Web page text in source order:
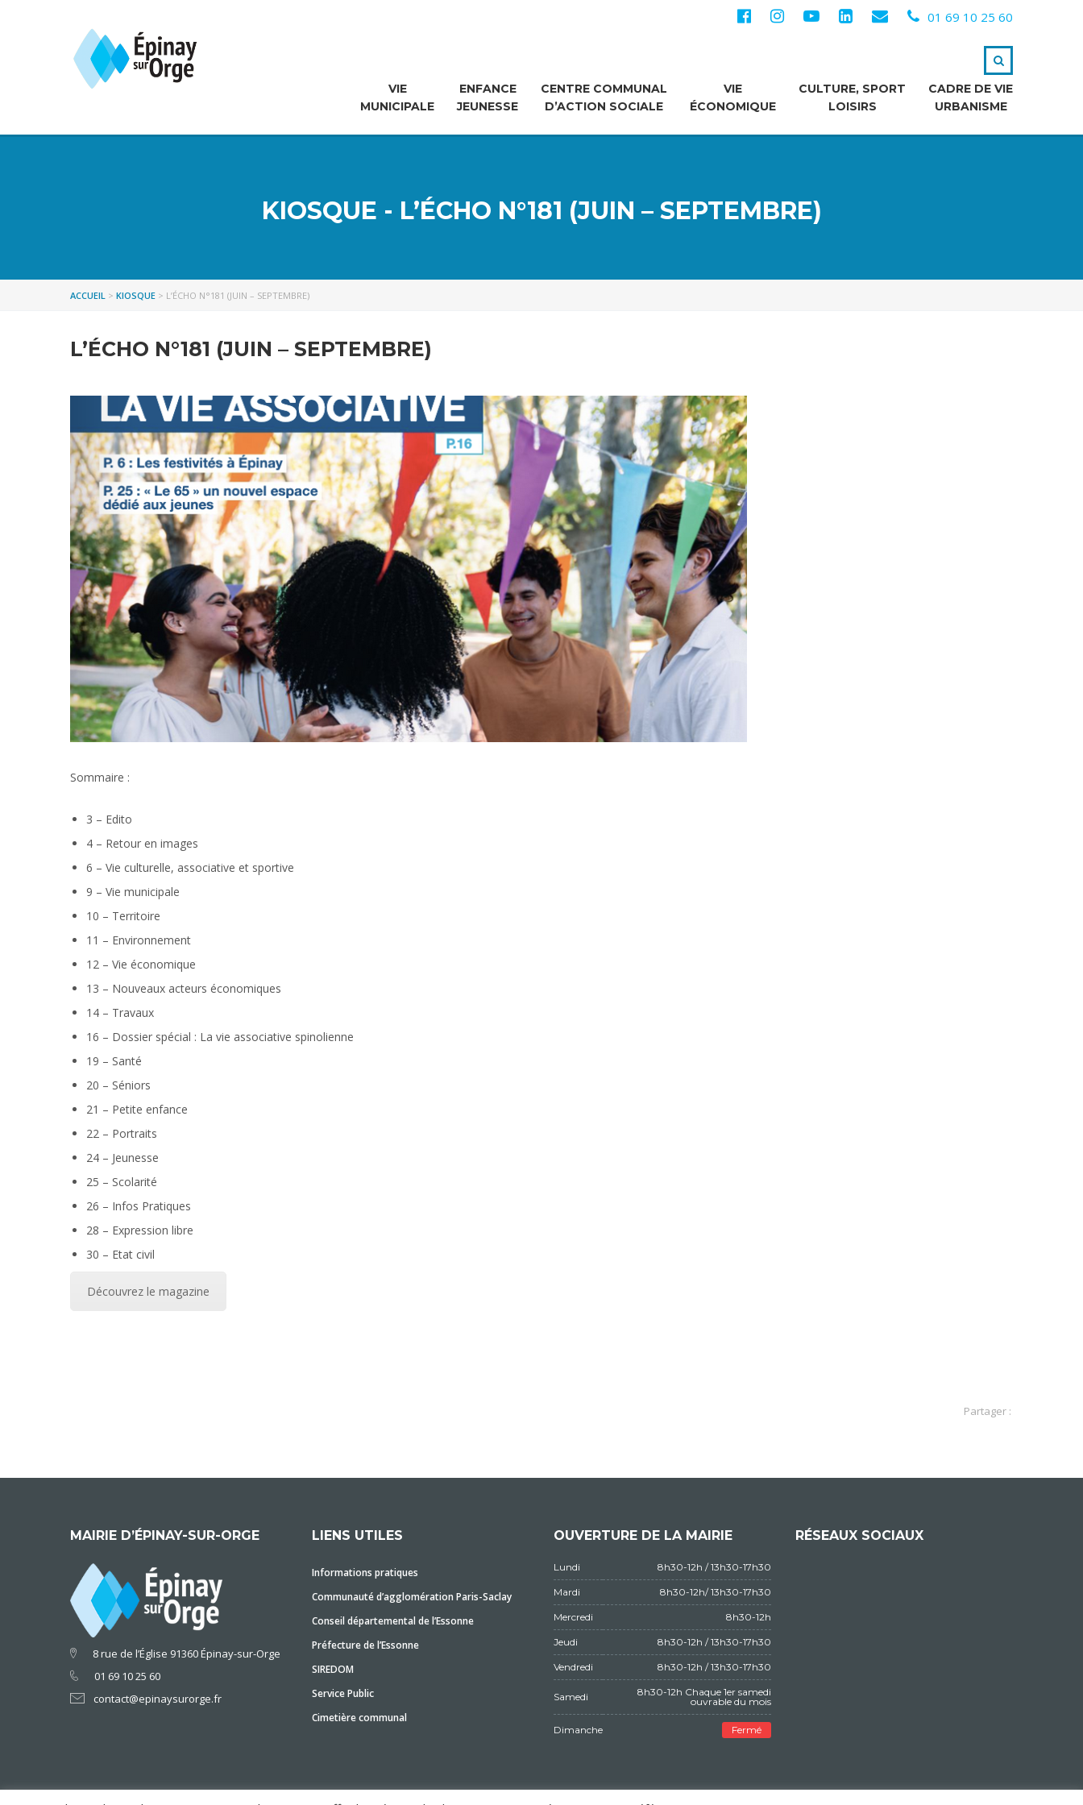
01 69 10 25 60
VIE
MUNICIPALE
ENFANCE
JEUNESSE
CENTRE COMMUNAL
D’ACTION SOCIALE
VIE
ÉCONOMIQUE
CULTURE, SPORT
LOISIRS
CADRE DE VIE
URBANISME
KIOSQUE - L’ÉCHO N°181 (JUIN – SEPTEMBRE)
ACCUEIL > KIOSQUE > L’ÉCHO N°181 (JUIN – SEPTEMBRE)
L’ÉCHO N°181 (JUIN – SEPTEMBRE)
Sommaire :
3 – Edito
4 – Retour en images
6 – Vie culturelle, associative et sportive
9 – Vie municipale
10 – Territoire
11 – Environnement
12 – Vie économique
13 – Nouveaux acteurs économiques
14 – Travaux
16 – Dossier spécial : La vie associative spinolienne
19 – Santé
20 – Séniors
21 – Petite enfance
22 – Portraits
24 – Jeunesse
25 – Scolarité
26 – Infos Pratiques
28 – Expression libre
30 – Etat civil
Découvrez le magazine
Partager :
MAIRIE D’ÉPINAY-SUR-ORGE
8 rue de l’Église 91360 Épinay-sur-Orge
01 69 10 25 60
contact@epinaysurorge.fr
LIENS UTILES
Informations pratiques
Communauté d’agglomération Paris-Saclay
Conseil départemental de l’Essonne
Préfecture de l’Essonne
SIREDOM
Service Public
Cimetière communal
OUVERTURE DE LA MAIRIE
Lundi 8h30-12h / 13h30-17h30
Mardi 8h30-12h/ 13h30-17h30
Mercredi 8h30-12h
Jeudi 8h30-12h / 13h30-17h30
Vendredi 8h30-12h / 13h30-17h30
Samedi
8h30-12h Chaque 1er samedi
ouvrable du mois
Dimanche Fermé
RÉSEAUX SOCIAUX